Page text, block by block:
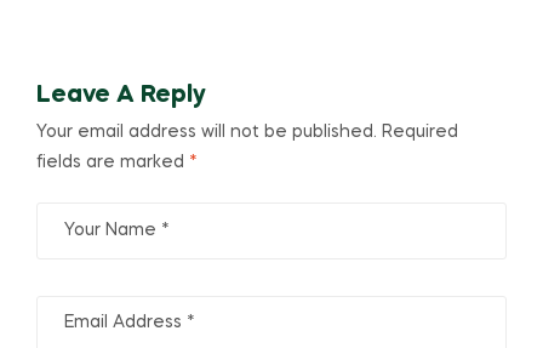
Leave A Reply
Your email address will not be published. Required
fields are marked *